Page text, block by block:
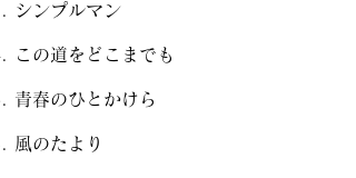
シンプルマン
この道をどこまでも
青春のひとかけら
風のたより